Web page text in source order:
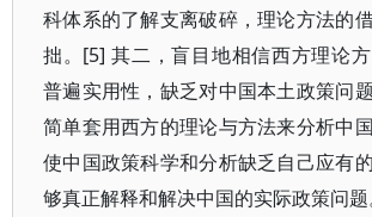
科体系的了解支离破碎，理论方法的
拙。[5] 其二，盲目地相信西方理论
普遍实用性，缺乏对中国本土政策问
简单套用西方的理论与方法来分析中
使中国政策科学和分析缺乏自己应有
够真正解释和解决中国的实际政策问